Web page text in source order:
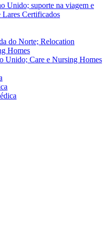
Unido; suporte na viagem e
Lares Certificados
do Norte; Relocation
Homes
Unido; Care e Nursing Homes